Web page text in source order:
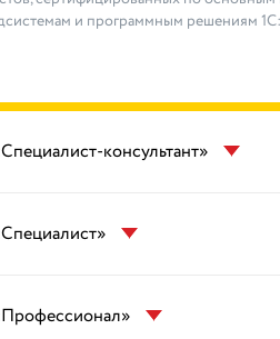
и программным решениям
консультант»